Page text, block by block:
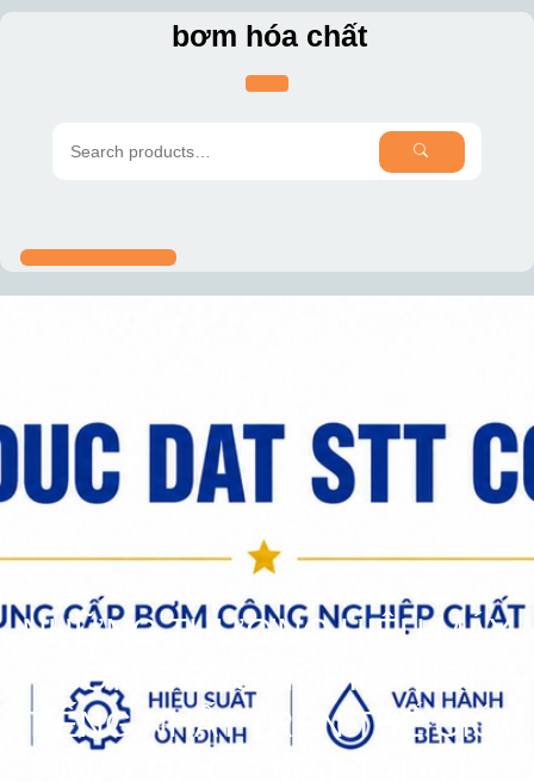
Skip
bơm hóa chất
SEARCH
NHỮNG THƯƠNG HIỆU MÁY
BƠM CÔNG NGHIỆP NỔI
TIẾNG NHẤT TRÊN THẾ GIỚI